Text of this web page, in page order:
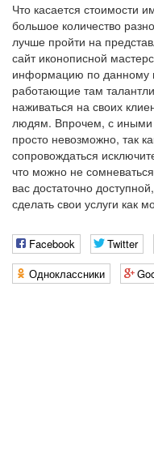
Что касается стоимости
большое количество
лучше пройти на
сайт иконописной
информацию по данному
работающие там
наживаться на своих
людям. Впрочем, с иными
просто невозможно, так
сопровождаться
что можно не
вас достаточно
сделать свои услуги как
Facebook Twitter
Одноклассники